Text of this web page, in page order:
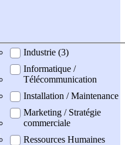
Industrie (3)
Informatique /
Télécommunication
Installation / Maintenance
Marketing / Stratégie
commerciale
Ressources Humaines